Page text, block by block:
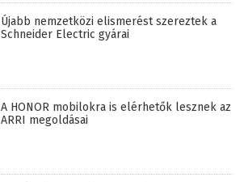
Újabb nemzetközi elismerést szereztek a
Schneider Electric gyárai
A HONOR mobilokra is elérhetők lesznek az
ARRI megoldásai